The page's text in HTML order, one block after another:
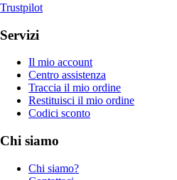
Trustpilot
Servizi
Il mio account
Centro assistenza
Traccia il mio ordine
Restituisci il mio ordine
Codici sconto
Chi siamo
Chi siamo?